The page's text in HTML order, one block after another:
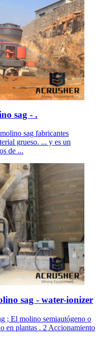
sag - .
sag fabricantes
grueso. ... y es un
de ...
sag - water-ionizer
; El molino semiautógeno o
en plantas . 2 Accionamiento